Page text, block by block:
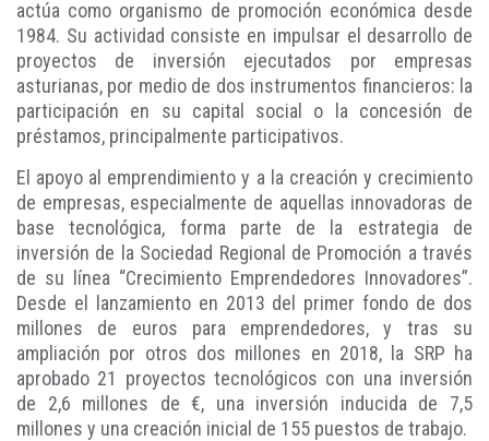
actúa como organismo de promoción económica desde
1984. Su actividad consiste en impulsar el desarrollo de
proyectos de inversión ejecutados por empresas
asturianas, por medio de dos instrumentos financieros: la
participación en su capital social o la concesión de
préstamos, principalmente participativos.
El apoyo al emprendimiento y a la creación y crecimiento
de empresas, especialmente de aquellas innovadoras de
base tecnológica, forma parte de la estrategia de
inversión de la Sociedad Regional de Promoción a través
de su línea “Crecimiento Emprendedores Innovadores”.
Desde el lanzamiento en 2013 del primer fondo de dos
millones de euros para emprendedores, y tras su
ampliación por otros dos millones en 2018, la SRP ha
aprobado 21 proyectos tecnológicos con una inversión
de 2,6 millones de €, una inversión inducida de 7,5
millones y una creación inicial de 155 puestos de trabajo.